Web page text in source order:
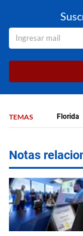
TEMAS Florida
Notas